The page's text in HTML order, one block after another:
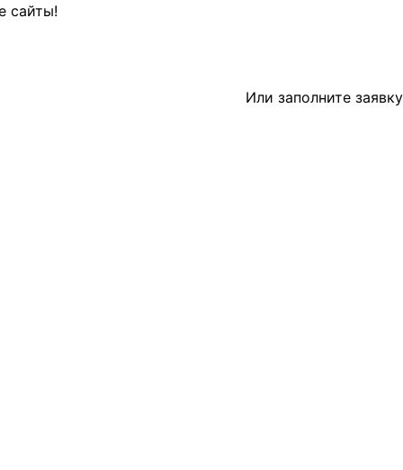
сайты!
Или заполните заявку